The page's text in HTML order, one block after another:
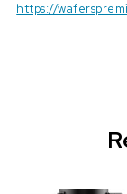
https://